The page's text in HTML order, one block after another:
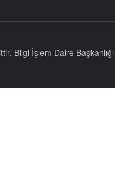
Bilgi İşlem Daire